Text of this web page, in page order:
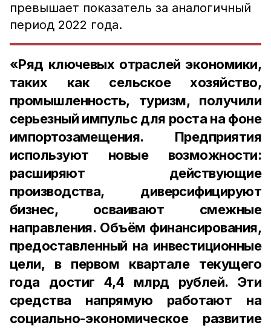
превышает показатель за аналогичный
период 2022 года.
«Ряд ключевых отраслей экономики,
таких как сельское хозяйство,
промышленность, туризм, получили
серьезный импульс для роста на фоне
импортозамещения. Предприятия
используют новые возможности:
расширяют действующие
производства, диверсифицируют
бизнес, осваивают смежные
направления. Объём финансирования,
предоставленный на инвестиционные
цели, в первом квартале текущего
года достиг 4,4 млрд рублей. Эти
средства напрямую работают на
социально-экономическое развитие